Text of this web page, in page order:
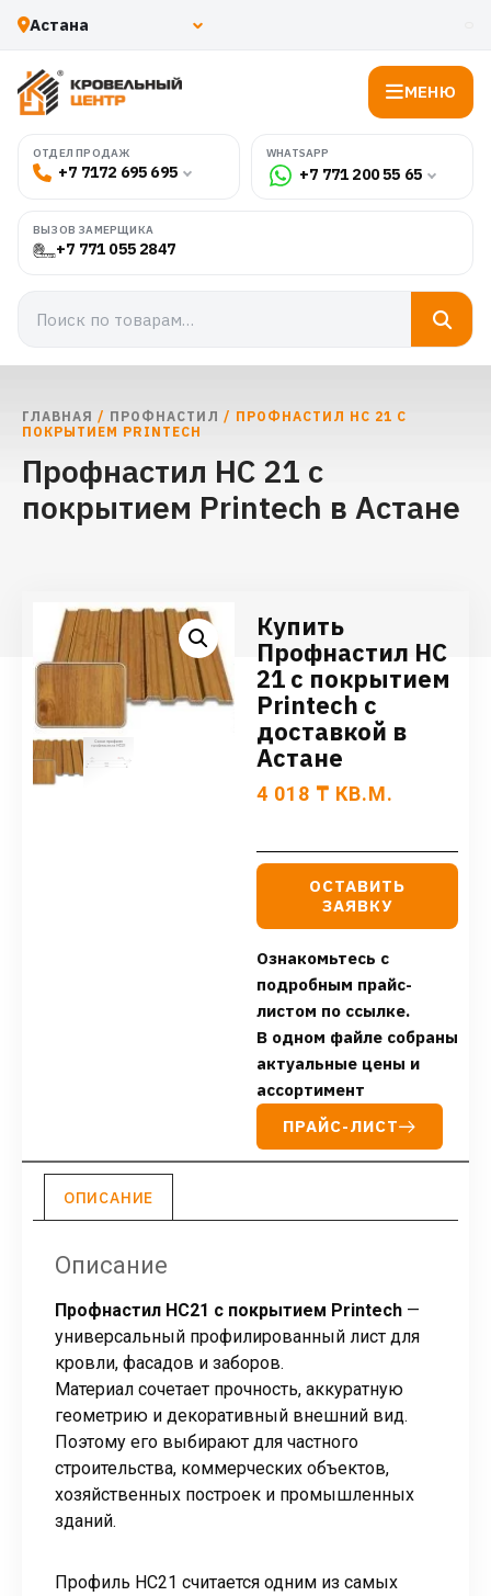
МЕНЮ
ОТДЕЛ ПРОДАЖ
+7 7172 695 695
WHATSAPP
+7 771 200 55 65
ВЫЗОВ ЗАМЕРЩИКА
+7 771 055 2847
ГЛАВНАЯ / ПРОФНАСТИЛ / ПРОФНАСТИЛ НС 21 С
ПОКРЫТИЕМ PRINTECH
Профнастил НС 21 с
покрытием Printech в Астане
Купить
Профнастил НС
21 с покрытием
Printech с
доставкой в
Астане
4 018 ₸ КВ.М.
ОСТАВИТЬ
ЗАЯВКУ
Ознакомьтесь с
подробным прайс-
листом по ссылке.
В одном файле собраны
актуальные цены и
ассортимент
ПРАЙС-ЛИСТ
ОПИСАНИЕ
Описание
Профнастил НС21 с покрытием Printech —
универсальный профилированный лист для
кровли, фасадов и заборов.
Материал сочетает прочность, аккуратную
геометрию и декоративный внешний вид.
Поэтому его выбирают для частного
строительства, коммерческих объектов,
хозяйственных построек и промышленных
зданий.
Профиль НС21 считается одним из самых